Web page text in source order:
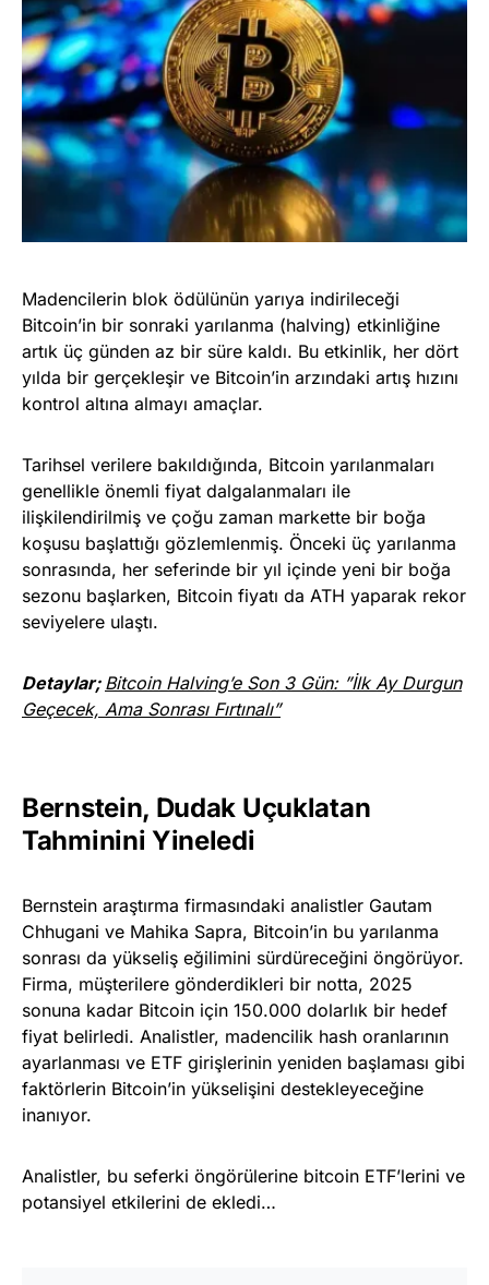
Madencilerin blok ödülünün yarıya indirileceği
Bitcoin’in bir sonraki yarılanma (halving) etkinliğine
artık üç günden az bir süre kaldı. Bu etkinlik, her dört
yılda bir gerçekleşir ve Bitcoin’in arzındaki artış hızını
kontrol altına almayı amaçlar.
Tarihsel verilere bakıldığında, Bitcoin yarılanmaları
genellikle önemli fiyat dalgalanmaları ile
ilişkilendirilmiş ve çoğu zaman markette bir boğa
koşusu başlattığı gözlemlenmiş. Önceki üç yarılanma
sonrasında, her seferinde bir yıl içinde yeni bir boğa
sezonu başlarken, Bitcoin fiyatı da ATH yaparak rekor
seviyelere ulaştı.
Detaylar; Bitcoin Halving’e Son 3 Gün: ”İlk Ay Durgun
Geçecek, Ama Sonrası Fırtınalı”
Bernstein, Dudak Uçuklatan
Tahminini Yineledi
Bernstein araştırma firmasındaki analistler Gautam
Chhugani ve Mahika Sapra, Bitcoin’in bu yarılanma
sonrası da yükseliş eğilimini sürdüreceğini öngörüyor.
Firma, müşterilere gönderdikleri bir notta, 2025
sonuna kadar Bitcoin için 150.000 dolarlık bir hedef
fiyat belirledi. Analistler, madencilik hash oranlarının
ayarlanması ve ETF girişlerinin yeniden başlaması gibi
faktörlerin Bitcoin’in yükselişini destekleyeceğine
inanıyor.
Analistler, bu seferki öngörülerine bitcoin ETF’lerini ve
potansiyel etkilerini de ekledi…